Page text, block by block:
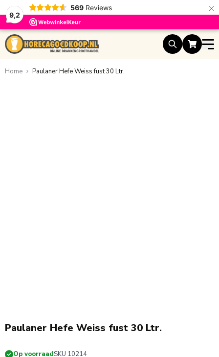
9,2
569 Reviews ×
Ga naar de inhoud
Home Paulaner Hefe Weiss fust 30 Ltr.
Paulaner Hefe Weiss fust 30 Ltr.
Op voorraadSKU 10214